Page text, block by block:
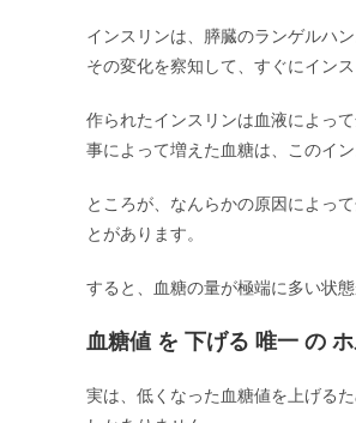
インスリンは、膵臓のランゲルハ
その変化を察知して、すぐにインス
作られたインスリンは血液によっ
事によって増えた血糖は、このイ
ところが、なんらかの原因によっ
とがあります。
すると、血糖の量が極端に多い状
血糖値 を 下げる 唯一 の
実は、低くなった血糖値を上げる